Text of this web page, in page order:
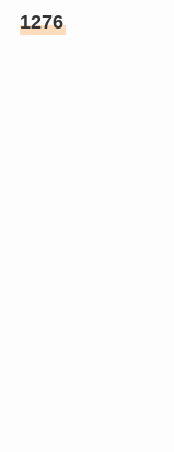
1276